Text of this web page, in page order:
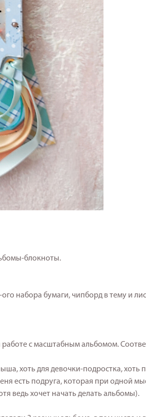
блокноты.
набора бумаги, чипборд в тему и
работе с масштабным альбомом.
хоть для девочки-подростка, хоть
есть подруга, которая при одной
ведь хочет начать делать альбомы).